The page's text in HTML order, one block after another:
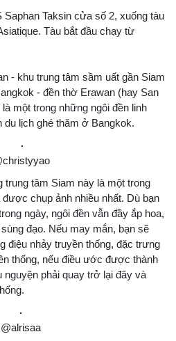
Taksin cửa số 2, xuống tàu
Tàu bắt đầu chạy từ
- khu trung tâm sầm uất gần Siam
- đền thờ Erawan (hay San
một trong những ngôi đền linh
lịch ghé thăm ở Bangkok.
trung tâm Siam này là một trong
chụp ảnh nhiều nhất. Dù bạn
ngày, ngôi đền vẫn đầy ắp hoa,
đạo. Nếu may mắn, bạn sẽ
điệu nhảy truyền thống, đặc trưng
thống, nếu điều ước được thành
phải quay trở lại đây và
@alrisaa